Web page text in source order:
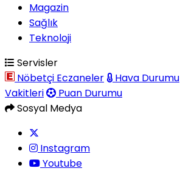
Magazin
Sağlık
Teknoloji
Servisler
Nöbetçi Eczaneler
Hava Durumu
Vakitleri
Puan Durumu
Sosyal Medya
Instagram
Youtube